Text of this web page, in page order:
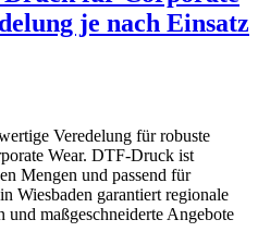
je nach Einsatz
Veredelung für robuste
Wear. DTF-Druck ist
Mengen und passend für
Wiesbaden garantiert regionale
maßgeschneiderte Angebote